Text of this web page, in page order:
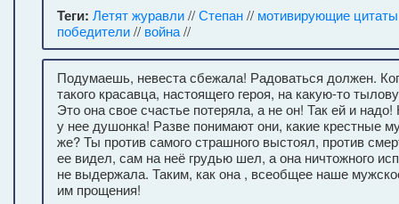
Теги: Летят журавли//Степан// мотивирующие цитаты
победители// война//
Подумаешь, невеста сбежала! Радоваться должен.
такого красавца, настоящего героя, на какую-то
Это она свое счастье потеряла, а не он! Так ей и
у нее душонка! Разве понимают они, какие крестные
же? Ты против самого страшного выстоял, против
ее видел, сам на неё грудью шел, а она ничтожного
не выдержала. Таким, как она , всеобщее наше
им прощения!